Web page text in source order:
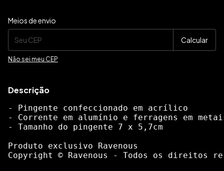
Entregas para o CEP:
Meios de envio
Calcular
Não sei meu CEP
Descrição
- Pingente confeccionado em acrílico
- Corrente em alumínio e ferragens em
- Tamanho do pingente 7 x 5,7cm
Produto exclusivo Ravenous
Copyright © Ravenous - Todos os direitos